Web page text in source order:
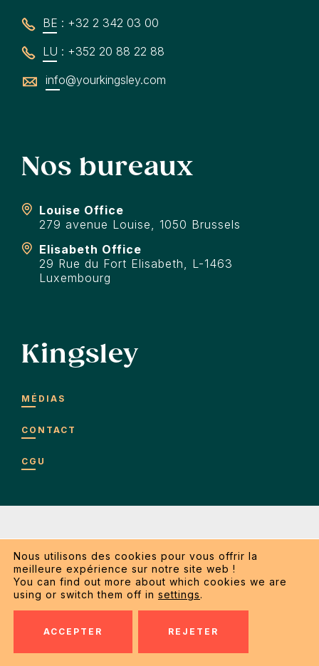
BE : +32 2 342 03 00
LU : +352 20 88 22 88
info@yourkingsley.com
Nos bureaux
Louise Office
279 avenue Louise, 1050 Brussels
Elisabeth Office
29 Rue du Fort Elisabeth, L-1463
Luxembourg
Kingsley
MÉDIAS
CONTACT
CGU
Copyright 2026 Kingsley SRL. Tous droits réservés.
Nous utilisons des cookies pour vous offrir la
meilleure expérience sur notre site web !
You can find out more about which cookies we are
using or switch them off in settings.
ACCEPTER REJETER